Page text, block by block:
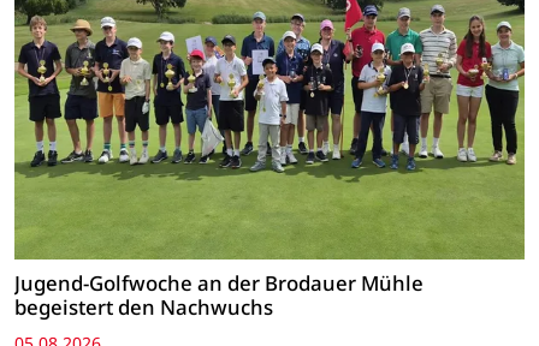
Jugend-Golfwoche an der Brodauer Mühle
begeistert den Nachwuchs